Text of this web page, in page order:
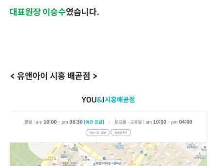
대표원장 이승수였습니다.
< 유앤아이 시흥 배곧점 >